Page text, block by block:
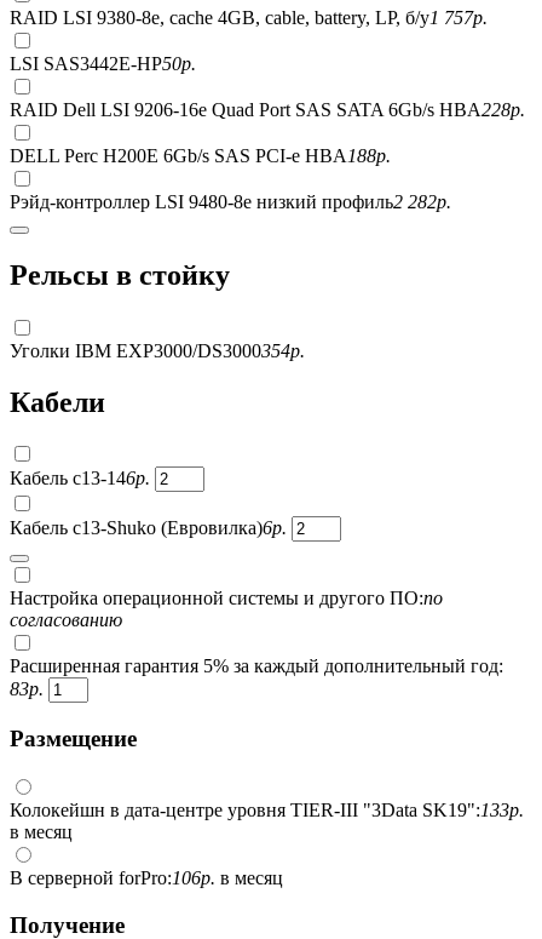
RAID LSI 9380-8e, сache 4GB, cable, battery, LP, б/у1 757р.
LSI SAS3442E-HP50р.
RAID Dell LSI 9206-16e Quad Port SAS SATA 6Gb/s HBA228р.
DELL Perc H200E 6Gb/s SAS PCI-e HBA 188р.
Рэйд-контроллер LSI 9480-8e низкий профиль2 282р.
Рельсы в стойку
Уголки IBM EXP3000/DS3000354р.
Кабели
Кабель c13-146р.
Кабель c13-Shuko (Евровилка)6р.
Настройка операционной системы и другого ПО:по
согласованию
Расширенная гарантия 5% за каждый дополнительный год:
83р.
Размещение
Колокейшн в дата-центре уровня TIER-III "3Data SK19":133р.
в месяц
В серверной forPro:106р. в месяц
Получение